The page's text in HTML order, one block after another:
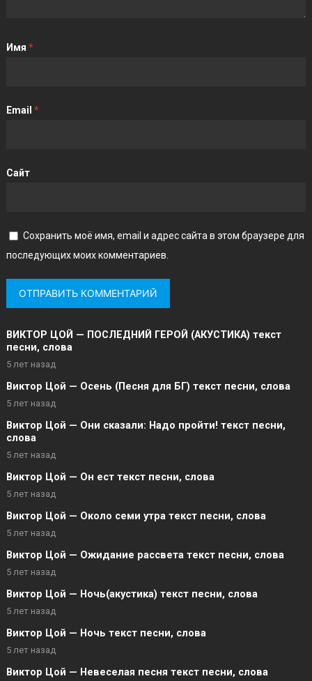
Имя *
Email *
Сайт
Сохранить моё имя, email и адрес сайта в этом браузере для
последующих моих комментариев.
ВИКТОР ЦОЙ — ПОСЛЕДНИЙ ГЕРОЙ (АКУСТИКА) текст
песни, слова
5 лет назад
Виктор Цой — Осень (Песня для БГ) текст песни, слова
5 лет назад
Виктор Цой — Они сказали: Надо пройти! текст песни,
слова
5 лет назад
Виктор Цой — Он ест текст песни, слова
5 лет назад
Виктор Цой — Около семи утра текст песни, слова
5 лет назад
Виктор Цой — Ожидание рассвета текст песни, слова
5 лет назад
Виктор Цой — Ночь(акустика) текст песни, слова
5 лет назад
Виктор Цой — Ночь текст песни, слова
5 лет назад
Виктор Цой — Невеселая песня текст песни, слова